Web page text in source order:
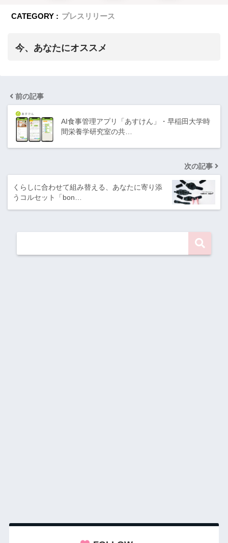
CATEGORY : プレスリリース
今、あなたにオススメ
前の記事
AI食事管理アプリ「あすけん」・早稲田大学時
間栄養学研究室の共…
次の記事
くらしに合わせて組み替える、あなたに寄り添
うコルセット「bon…